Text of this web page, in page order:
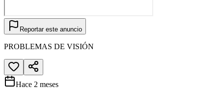
Reportar este anuncio
PROBLEMAS DE VISIÓN
Hace 2 meses